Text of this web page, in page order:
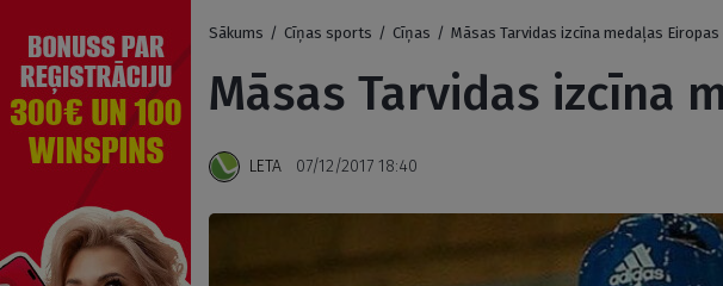
Sākums / Cīņas sports / Cīņas / Māsas Tarvidas izcīna medaļas
Māsas Tarvidas izcīna
LETA 07/12/2017 18:40